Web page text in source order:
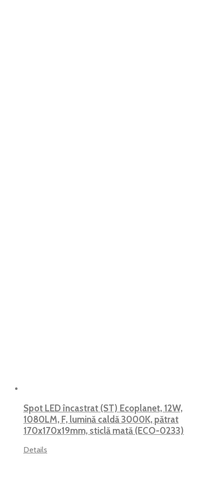
Spot LED încastrat (ST) Ecoplanet, 12W,
1080LM, F, lumină caldă 3000K, pătrat
170x170x19mm, sticlă mată (ECO-0233)
Details